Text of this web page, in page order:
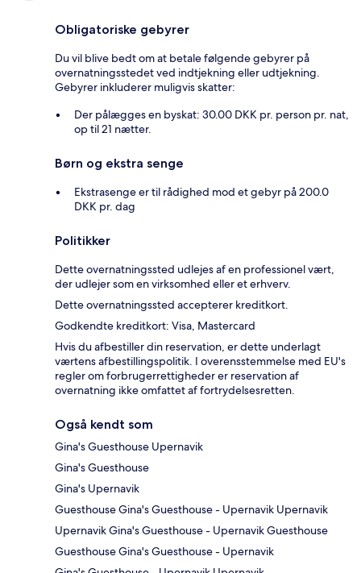
Obligatoriske gebyrer
Du vil blive bedt om at betale følgende gebyrer på
overnatningsstedet ved indtjekning eller udtjekning.
Gebyrer inkluderer muligvis skatter:
Der pålægges en byskat: 30.00 DKK pr. person pr. nat,
op til 21 nætter.
Børn og ekstra senge
Ekstrasenge er til rådighed mod et gebyr på 200.0
DKK pr. dag
Politikker
Dette overnatningssted udlejes af en professionel vært,
der udlejer som en virksomhed eller et erhverv.
Dette overnatningssted accepterer kreditkort.
Godkendte kreditkort: Visa, Mastercard
Hvis du afbestiller din reservation, er dette underlagt
værtens afbestillingspolitik. I overensstemmelse med EU's
regler om forbrugerrettigheder er reservation af
overnatning ikke omfattet af fortrydelsesretten.
Også kendt som
Gina's Guesthouse Upernavik
Gina's Guesthouse
Gina's Upernavik
Guesthouse Gina's Guesthouse - Upernavik Upernavik
Upernavik Gina's Guesthouse - Upernavik Guesthouse
Guesthouse Gina's Guesthouse - Upernavik